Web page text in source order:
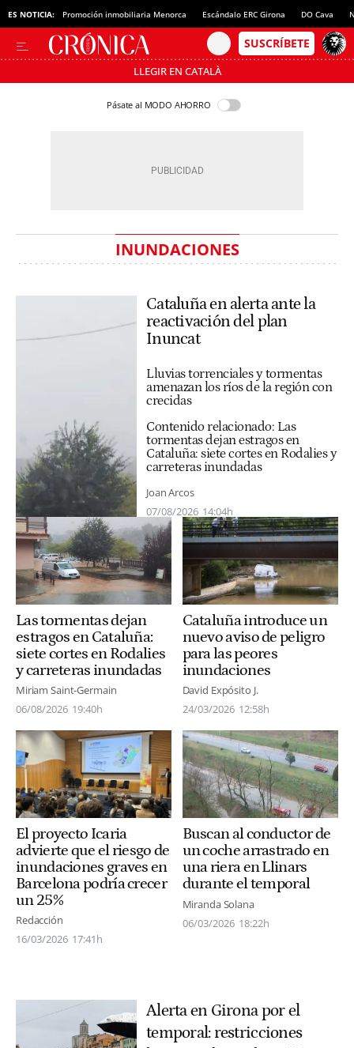
ES NOTICIA: Promoción inmobiliaria Menorca Escándalo ERC Girona DO Cava
LLEGIR EN CATALÀ
Pásate al MODO AHORRO
INUNDACIONES
Cataluña en alerta ante la
reactivación del plan
Inuncat
Lluvias torrenciales y tormentas
amenazan los ríos de la región con
crecidas
Contenido relacionado: Las
tormentas dejan estragos en
Cataluña: siete cortes en Rodalies y
carreteras inundadas
Joan Arcos
07/08/2026 14:04h
Las tormentas dejan
estragos en Cataluña:
siete cortes en Rodalies
y carreteras inundadas
Miriam Saint-Germain
06/08/2026 19:40h
Cataluña introduce un
nuevo aviso de peligro
para las peores
inundaciones
David Expósito J.
24/03/2026 12:58h
El proyecto Icaria
advierte que el riesgo de
inundaciones graves en
Barcelona podría crecer
un 25%
Redacción
16/03/2026 17:41h
Buscan al conductor de
un coche arrastrado en
una riera en Llinars
durante el temporal
Miranda Solana
06/03/2026 18:22h
Alerta en Girona por el
temporal: restricciones